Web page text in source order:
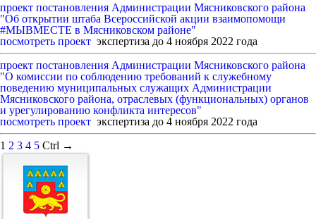
проект постановления Администрации Мясниковского района
"Об открытии штаба Всероссийской акции взаимопомощи
#МЫВМЕСТЕ в Мясниковском районе"
посмотреть проект экспертиза до 4 ноября 2022 года
проект постановления Администрации Мясниковского района
"О комиссии по соблюдению требований к служебному
поведению муниципальных служащих Администрации
Мясниковского района, отраслевых (функциональных) органов
и урегулированию конфликта интересов"
посмотреть проект экспертиза до 4 ноября 2022 года
1 2 3 4 5 Ctrl →